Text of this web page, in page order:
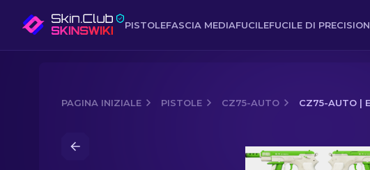
PISTOLEFASCIA MEDIAFUCILEFUCILE DI
PAGINA INIZIALE PISTOLE CZ75-AUTO CZ75-AUTO |